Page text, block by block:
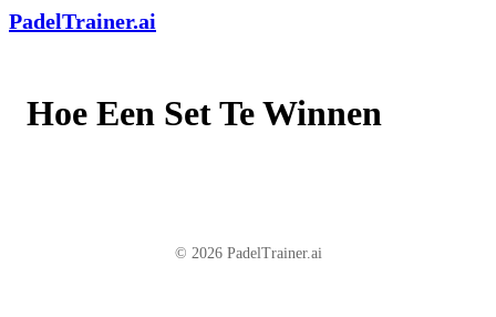
PadelTrainer.ai
Hoe Een Set Te Winnen
© 2026 PadelTrainer.ai